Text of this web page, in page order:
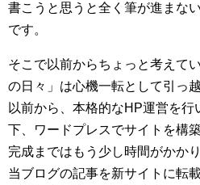
書こうと思うと全く筆が進まな
です。
そこで以前からちょっと考えて
の日々」は心機一転として引っ
以前から、本格的なHP運営を行
下、ワードプレスでサイトを構築
完成まではもう少し時間がかか
当ブログの記事を新サイトに転